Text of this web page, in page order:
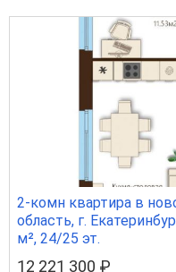
2-комн квартира в
область, г.
м², 24/25 эт.
12 221 300 ₽